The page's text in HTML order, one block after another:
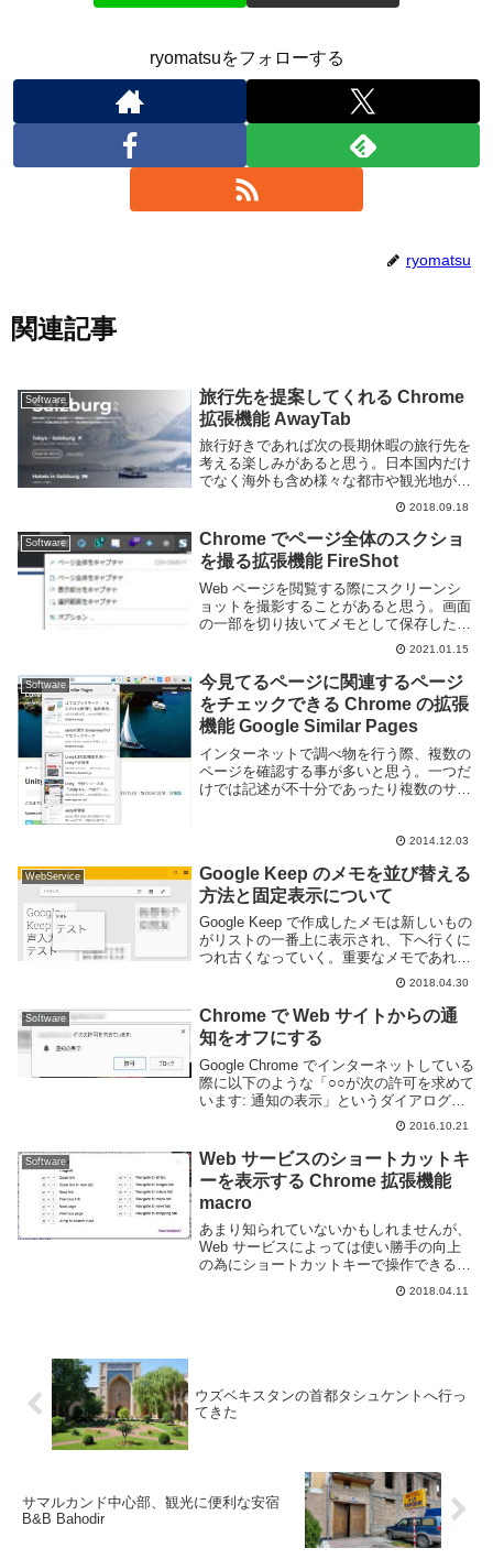
ryomatsuをフォローする
ryomatsu
関連記事
Software
旅行先を提案してくれる Chrome
拡張機能 AwayTab
旅行好きであれば次の長期休暇の旅行先を
考える楽しみがあると思う。日本国内だけ
でなく海外も含め様々な都市や観光地があ
り、どこへ行こうか悩む事も多いのではな
いか。Web ブラウザに Google Chrome を
利用しているのであれば Away...
2018.09.18
Software
Chrome でページ全体のスクショ
を撮る拡張機能 FireShot
Web ページを閲覧する際にスクリーンシ
ョットを撮影することがあると思う。画面
の一部を切り抜いてメモとして保存したり
他人に共有するなど使い方は色々ある。し
かし、Web ページはスクロールする事が
前提となっているものが殆どなため、のス
クリーン...
2021.01.15
Software
今見てるページに関連するページ
をチェックできる Chrome の拡張
機能 Google Similar Pages
インターネットで調べ物を行う際、複数の
ページを確認する事が多いと思う。一つだ
けでは記述が不十分であったり複数のサイ
果と行き来する事と思いますが、似たよう
2014.12.03
WebService
Google Keep のメモを並び替える
方法と固定表示について
Google Keep で作成したメモは新しいもの
がリストの一番上に表示され、下へ行くに
つれ古くなっていく。重要なメモであれば
上に表示したり、関連するメモは隣同士に
配置したいという場合もあるだろう。この
記事では Google Keep でメ...
2018.04.30
Software
Chrome で Web サイトからの通
知をオフにする
Google Chrome でインターネットしている
際に以下のような「○○が次の許可を求めて
います: 通知の表示」というダイアログを
見たことは無いだろうか。これは Web サ
イトの更新情報を通知してくれるという、
余計なおせっかい機能だ。自分...
2016.10.21
Software
Web サービスのショートカットキ
ーを表示する Chrome 拡張機能
macro
あまり知られていないかもしれませんが、
Web サービスによっては使い勝手の向上
の為にショートカットキーで操作できるよ
うになっているところがあります。Twitter
や Facebook なんかは ? キーを押すだけで
2018.04.11
ウズベキスタンの首都タシュケントへ行っ
てきた
サマルカンド中心部、観光に便利な安宿
B&B Bahodir